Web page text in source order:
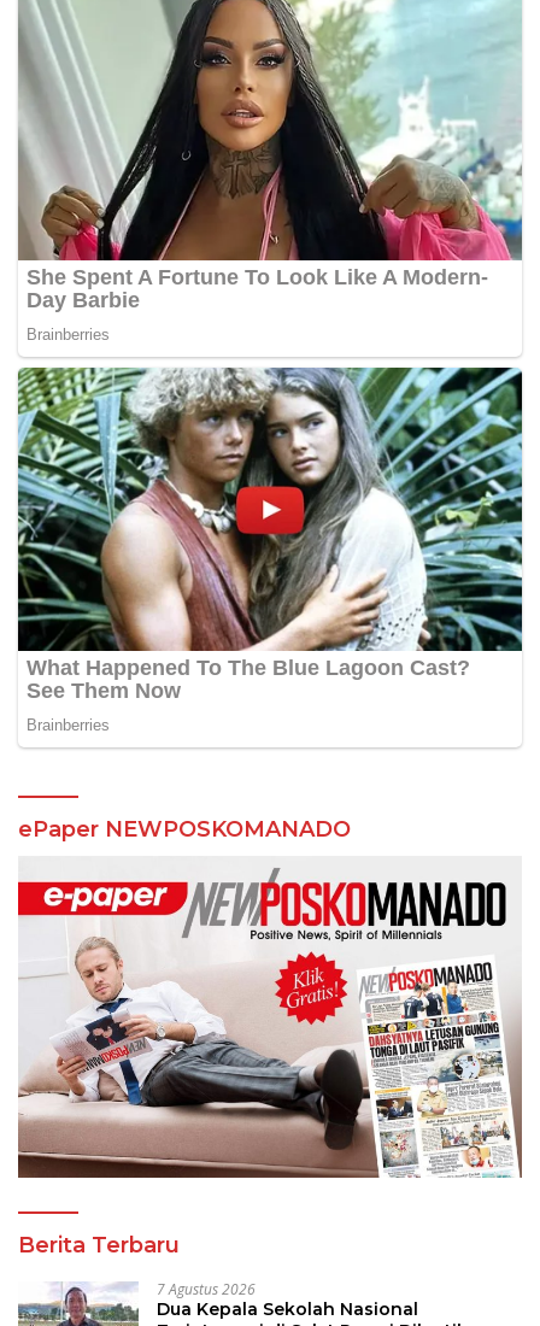
ePaper NEWPOSKOMANADO
Berita Terbaru
7 Agustus 2026
Dua Kepala Sekolah Nasional